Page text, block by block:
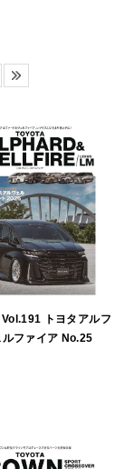
トヨタアルフ
ルファイア No.25